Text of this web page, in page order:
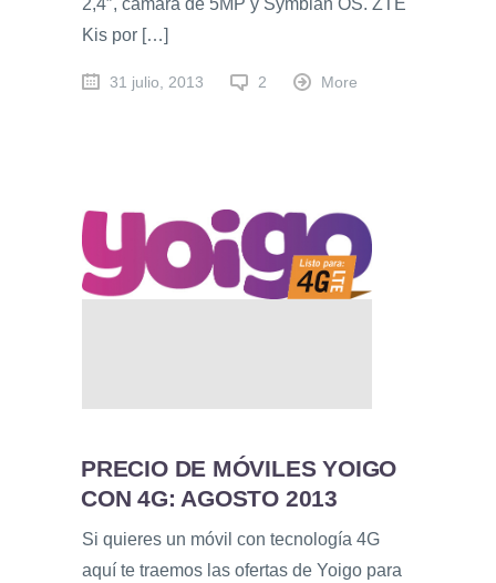
Kis por […]
31 julio, 2013 2 More
PRECIO DE MÓVILES YOIGO
CON 4G: AGOSTO 2013
Si quieres un móvil con tecnología 4G
aquí te traemos las ofertas de Yoigo para